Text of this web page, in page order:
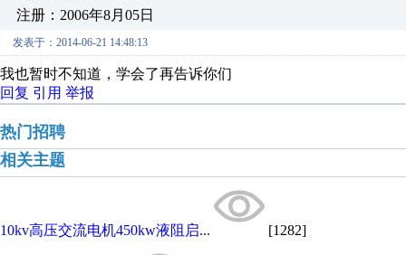
注册：2006年8月05日
发表于：2014-06-21 14:48:13
我也暂时不知道，学会了再告诉你们
回复 引用 举报
热门招聘
相关主题
10kv高压交流电机450kw液阻启... [1282]